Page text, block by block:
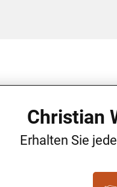
Christian
Erhalten Sie